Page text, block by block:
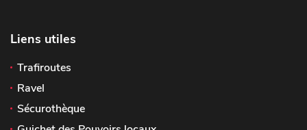
Liens utiles
Trafiroutes
Ravel
Sécurothèque